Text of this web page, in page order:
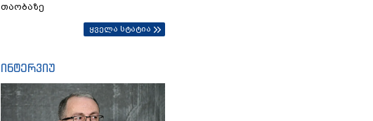
თაობაზე
ყველა სტატია
ინტერვიუ